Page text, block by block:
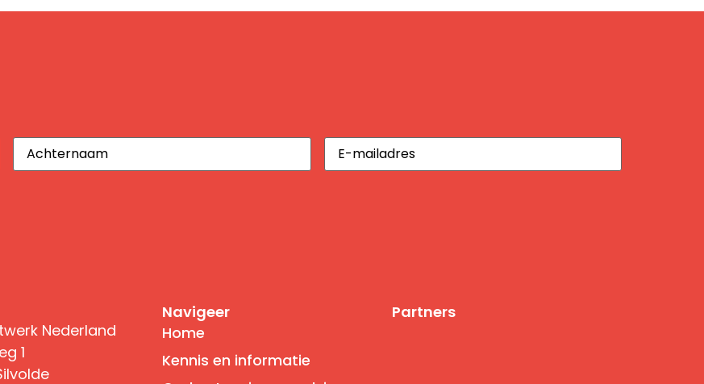
Achternaam(Vereist) E-
mailadres(Vereist)
Nederland
1
Navigeer
Home
Kennis en informatie
Partners